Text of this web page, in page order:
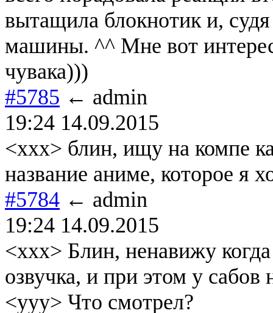
вытащила блокнотик и,
машины. ^^ Мне вот
чувака)))
#5785 ← admin
19:24 14.09.2015
<xxx> блин, ищу на компе
название аниме, которое я
#5784 ← admin
19:24 14.09.2015
<xxx> Блин, ненавижу
озвучка, и при этом у
<yyy> Что смотрел?